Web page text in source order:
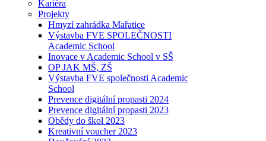
Kariéra
Projekty
Hmyzí zahrádka Mařatice
Výstavba FVE SPOLEČNOSTI
Academic School
Inovace v Academic School v SŠ
OP JAK MŠ, ZŠ
Výstavba FVE společnosti Academic
School
Prevence digitální propasti 2024
Prevence digitální propasti 2023
Obědy do škol 2023
Kreativní voucher 2023